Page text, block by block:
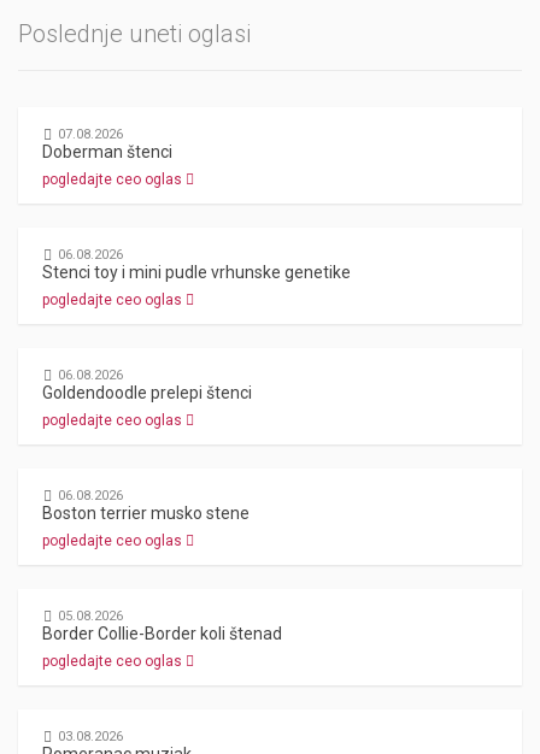
Poslednje uneti oglasi
07.08.2026
Doberman štenci
pogledajte ceo oglas
06.08.2026
Stenci toy i mini pudle vrhunske genetike
pogledajte ceo oglas
06.08.2026
Goldendoodle prelepi štenci
pogledajte ceo oglas
06.08.2026
Boston terrier musko stene
pogledajte ceo oglas
05.08.2026
Border Collie-Border koli štenad
pogledajte ceo oglas
03.08.2026